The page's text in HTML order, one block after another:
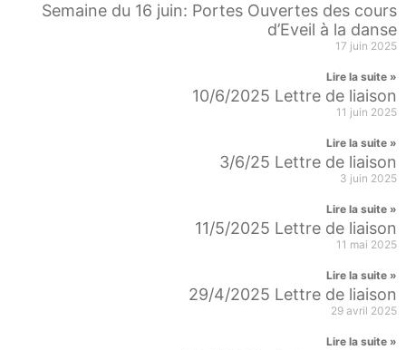
Semaine du 16 juin: Portes Ouvertes des cours
d’Eveil à la danse
17 juin 2025
Lire la suite »
10/6/2025 Lettre de liaison
11 juin 2025
Lire la suite »
3/6/25 Lettre de liaison
3 juin 2025
Lire la suite »
11/5/2025 Lettre de liaison
11 mai 2025
Lire la suite »
29/4/2025 Lettre de liaison
29 avril 2025
Lire la suite »